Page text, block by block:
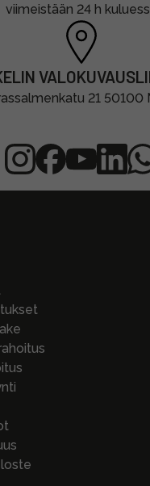
viimeistään 24 h
21 50100